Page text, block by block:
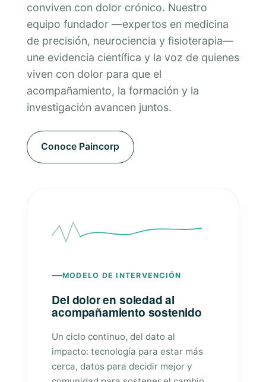
conviven con dolor crónico. Nuestro
equipo fundador —expertos en medicina
de precisión, neurociencia y fisioterapia—
une evidencia científica y la voz de quienes
viven con dolor para que el
acompañamiento, la formación y la
investigación avancen juntos.
Conoce Paincorp
MODELO DE INTERVENCIÓN
Del dolor en soledad al
acompañamiento sostenido
Un ciclo continuo, del dato al
impacto: tecnología para estar más
cerca, datos para decidir mejor y